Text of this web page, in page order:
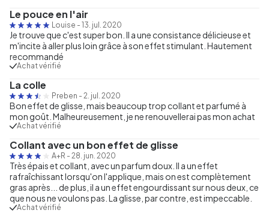
Le pouce en l'air
Louise - 13. jul. 2020
Je trouve que c'est super bon. Il a une consistance délicieuse et
m'incite à aller plus loin grâce à son effet stimulant. Hautement
recommandé
Achat vérifié
La colle
Preben - 2. jul. 2020
Bon effet de glisse, mais beaucoup trop collant et parfumé à
mon goût. Malheureusement, je ne renouvellerai pas mon achat
Achat vérifié
Collant avec un bon effet de glisse
A+R - 28. jun. 2020
Très épais et collant, avec un parfum doux. Il a un effet
rafraîchissant lorsqu'on l'applique, mais on est complètement
gras après... de plus, il a un effet engourdissant sur nous deux, ce
que nous ne voulons pas. La glisse, par contre, est impeccable.
Achat vérifié